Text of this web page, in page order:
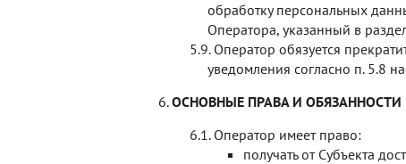
обработку персональных
Оператора, указанный в
Оператор обязуется
уведомления согласно п. 5.8
ОСНОВНЫЕ ПРАВА И ОБЯЗАННОСТИ
Оператор имеет право:
получать от Субъекта